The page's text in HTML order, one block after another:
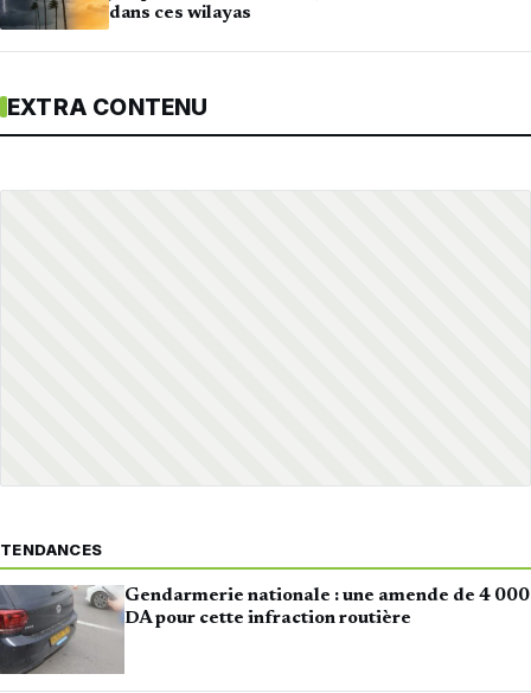
dans ces wilayas
EXTRA CONTENU
TENDANCES
Gendarmerie nationale : une amende de 4 000
DA pour cette infraction routière